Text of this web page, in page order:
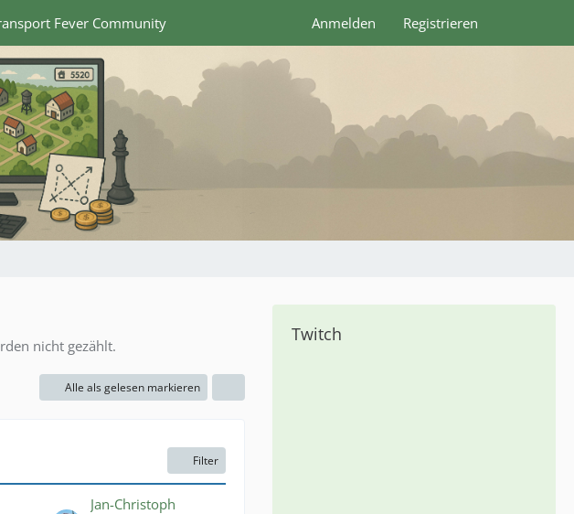
Fever Community Anmelden Registrieren
nicht gezählt.
Alle als gelesen markieren
Filter
Jan-Christoph
Twitch